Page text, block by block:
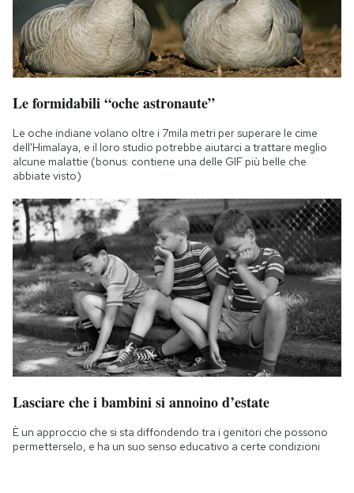
Le formidabili “oche astronaute”
Le oche indiane volano oltre i 7mila metri per superare le cime
dell'Himalaya, e il loro studio potrebbe aiutarci a trattare meglio
alcune malattie (bonus: contiene una delle GIF più belle che
abbiate visto)
Lasciare che i bambini si annoino d’estate
È un approccio che si sta diffondendo tra i genitori che possono
permetterselo, e ha un suo senso educativo a certe condizioni